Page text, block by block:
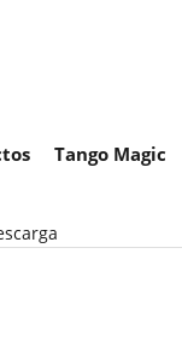
Tango Magic